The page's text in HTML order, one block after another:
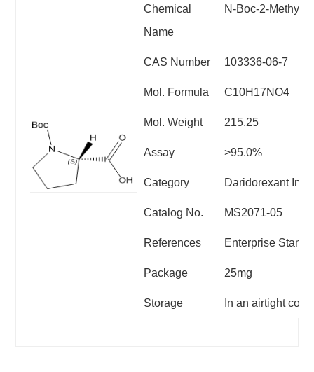
Chemical
Name
N-Boc-2-Methyl-
CAS Number 103336-06-7
Mol. Formula C10H17NO4
Mol. Weight 215.25
Assay >95.0%
Category Daridorexant
Catalog No. MS2071-05
References Enterprise
Package 25mg
Storage In an airtight